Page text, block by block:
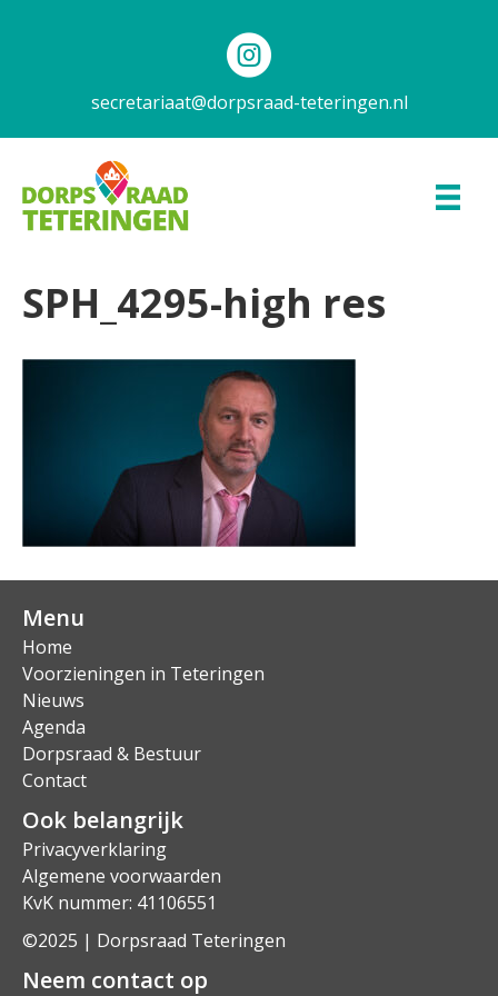
secretariaat@dorpsraad-teteringen.nl
SPH_4295-high res
Menu
Home
Voorzieningen in Teteringen
Nieuws
Agenda
Dorpsraad & Bestuur
Contact
Ook belangrijk
Privacyverklaring
Algemene voorwaarden
KvK nummer: 41106551
©2025 | Dorpsraad Teteringen
Neem contact op